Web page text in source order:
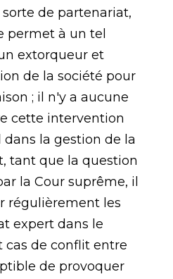
de partenariat,
permet à un tel
extorqueur et
de la société pour
; il n'y a aucune
cette intervention
la gestion de la
tant que la question
la Cour suprême, il
régulièrement les
expert dans le
de conflit entre
de provoquer